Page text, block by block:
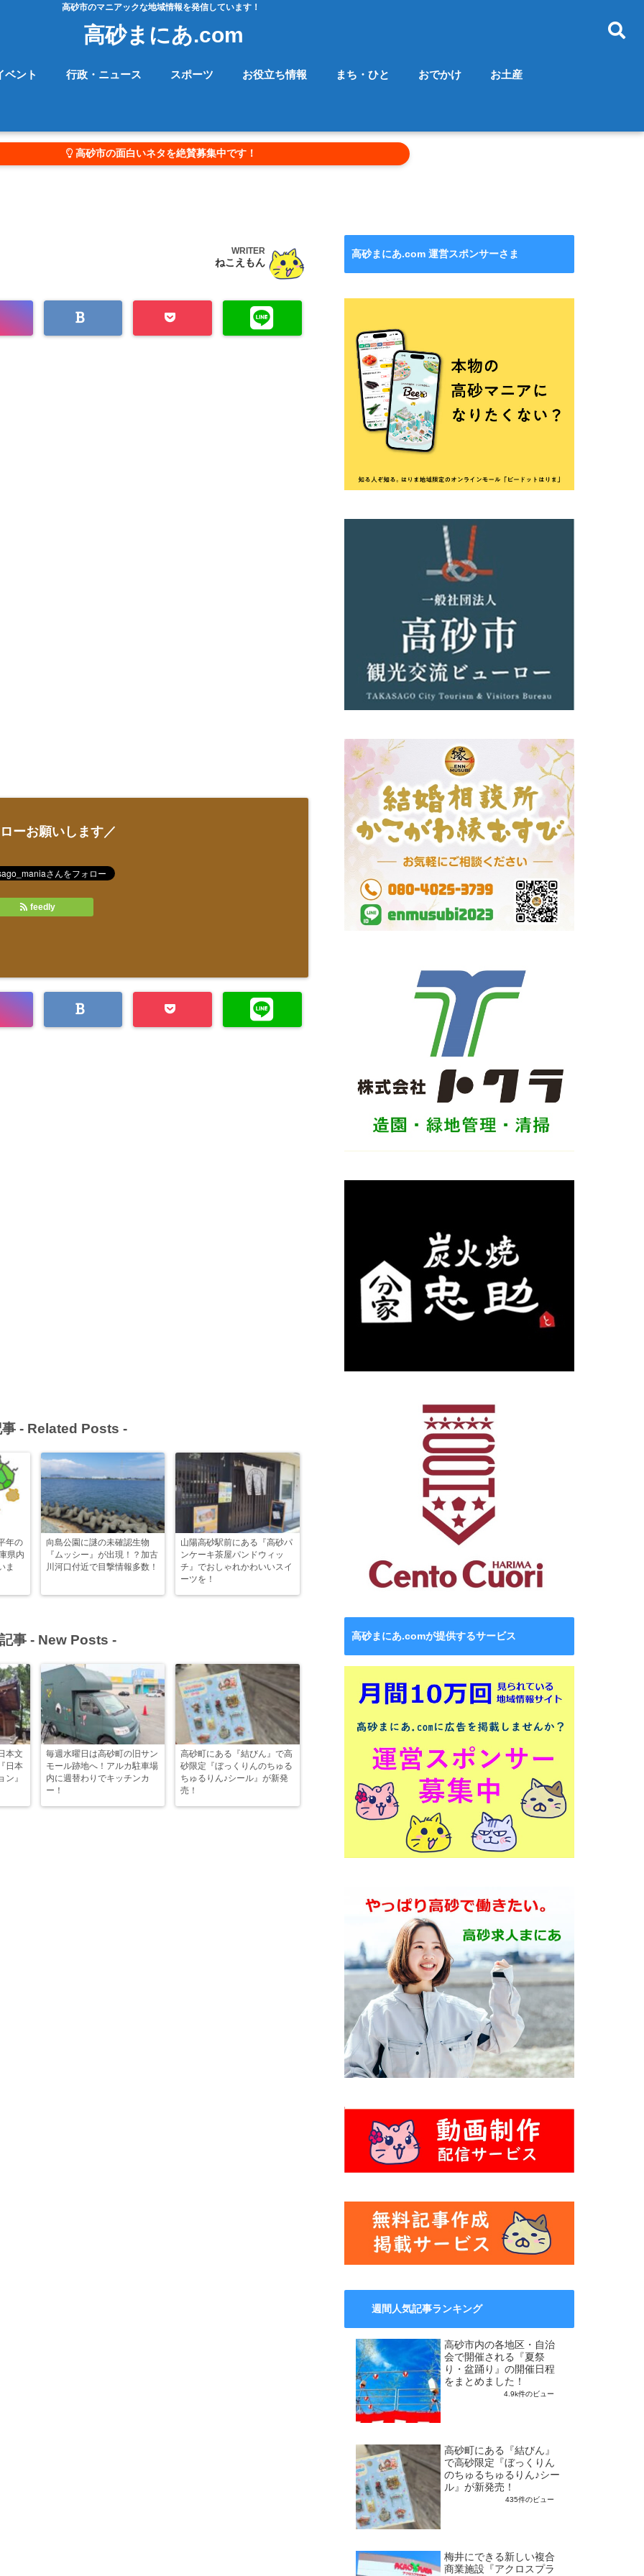
高砂市のマニアックな地域情報を発信しています！
高砂まにあ.com
ベント 行政・ニュース スポーツ お役立ち情報 まち・ひと おでかけ お土産
高砂市の面白いネタを絶賛募集中です！
WRITER
ねこえもん
ーお願いします／
feedly
- Related Posts -
年の
県内
ま
向島公園に謎の未確認生物
『ムッシー』が出現！？加古
川河口付近で目撃情報多数！
山陽高砂駅前にある『高砂パ
ンケーキ茶屋パンドウィッ
チ』でおしゃれかわいいスイ
ーツを！
事 - New Posts -
本文
日本
』
毎週水曜日は高砂町の旧サン
モール跡地へ！アルカ駐車場
内に週替わりでキッチンカ
ー！
高砂町にある『結びん』で高
砂限定『ぼっくりんのちゅる
ちゅるりん♪シール』が新発
売！
高砂まにあ.com 運営スポンサーさま
高砂まにあ.comが提供するサービス
週間人気記事ランキング
高砂市内の各地区・自治
会で開催される『夏祭
り・盆踊り』の開催日程
をまとめました！
4.9k件のビュー
高砂町にある『結びん』
で高砂限定『ぼっくりん
のちゅるちゅるりん♪シー
ル』が新発売！
435件のビュー
梅井にできる新しい複合
商業施設『アクロスプラ